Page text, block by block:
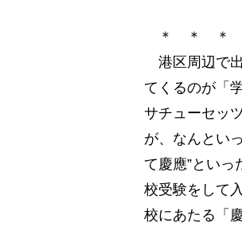
＊ ＊ ＊
港区周辺で
てくるのが「
サチューセッ
が、なんとい
て慶應”とい
校受験をして
校にあたる「